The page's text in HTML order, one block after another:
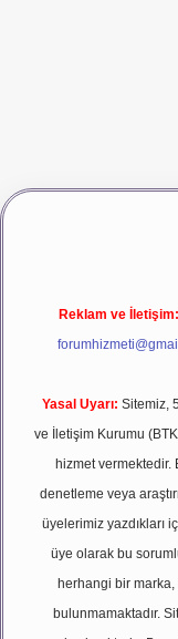
girişbetexper
Reklam ve İletişim:
Yasal Uyarı: Sitemiz,
ve İletişim Kurumu
hizmet
denetleme veya
üyelerimiz yazdıkları
üye olarak bu
herhangi bir marka,
bulunmamaktadır.